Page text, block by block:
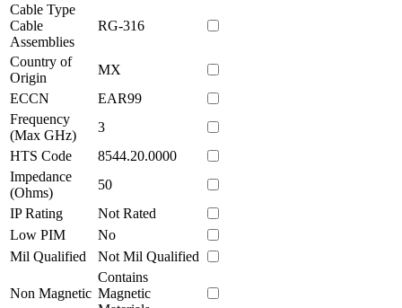
Cable Type
Cable
Assemblies
RG-316
Country of
Origin
MX
ECCN
EAR99
Frequency
(Max GHz)
3
HTS Code
8544.20.0000
Impedance
(Ohms)
50
IP Rating
Not Rated
Low PIM
No
Mil Qualified
Not Mil Qualified
Non Magnetic
Contains
Magnetic